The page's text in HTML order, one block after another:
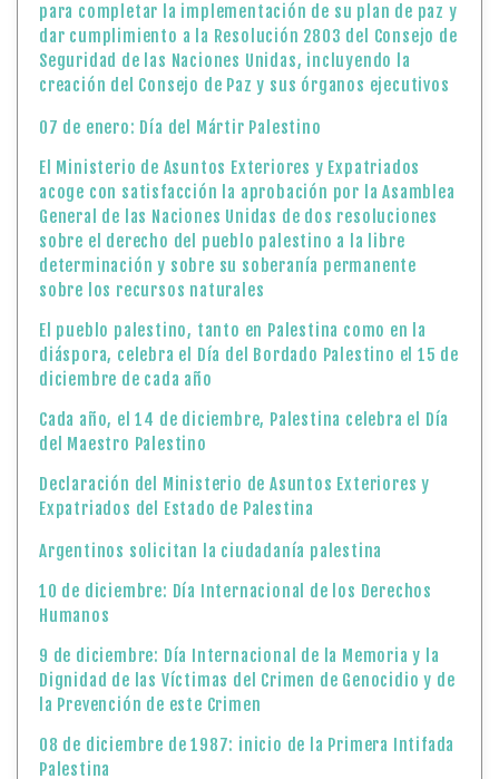
para completar la implementación de su plan de paz y
dar cumplimiento a la Resolución 2803 del Consejo de
Seguridad de las Naciones Unidas, incluyendo la
creación del Consejo de Paz y sus órganos ejecutivos
07 de enero: Día del Mártir Palestino
El Ministerio de Asuntos Exteriores y Expatriados
acoge con satisfacción la aprobación por la Asamblea
General de las Naciones Unidas de dos resoluciones
sobre el derecho del pueblo palestino a la libre
determinación y sobre su soberanía permanente
sobre los recursos naturales
El pueblo palestino, tanto en Palestina como en la
diáspora, celebra el Día del Bordado Palestino el 15 de
diciembre de cada año
Cada año, el 14 de diciembre, Palestina celebra el Día
del Maestro Palestino
Declaración del Ministerio de Asuntos Exteriores y
Expatriados del Estado de Palestina
Argentinos solicitan la ciudadanía palestina
10 de diciembre: Día Internacional de los Derechos
Humanos
9 de diciembre: Día Internacional de la Memoria y la
Dignidad de las Víctimas del Crimen de Genocidio y de
la Prevención de este Crimen
08 de diciembre de 1987: inicio de la Primera Intifada
Palestina